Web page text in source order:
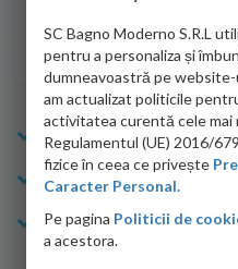
Info Bagno
Cumparaturi
Suport clienti
SC Bagno Moderno S.R.L
pentru a personaliza și
dumneavoastră pe
am actualizat politicile
activitatea curentă cele
Regulamentul (UE) 2016/
fizice în ceea ce privește
Caracter Personal.
Pe pagina Politicii de
a acestora.